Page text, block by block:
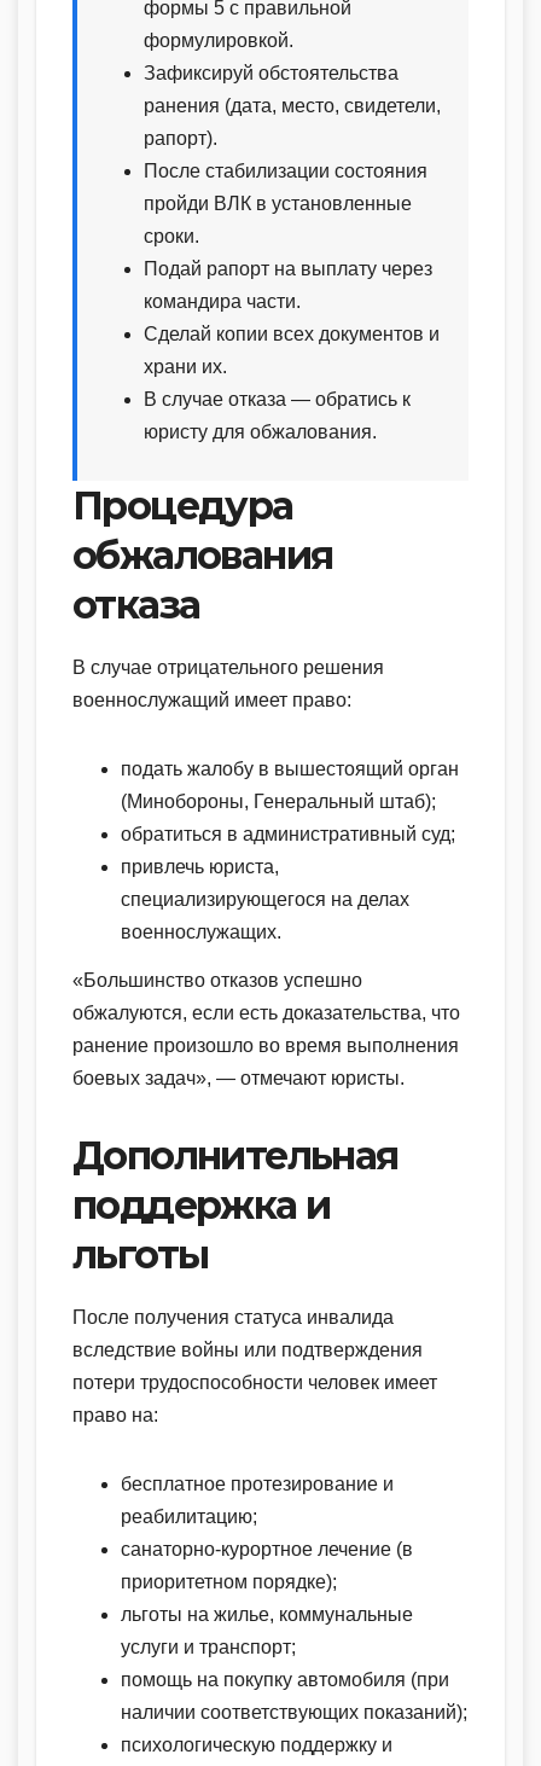
формы 5 с правильной
формулировкой.
Зафиксируй обстоятельства
ранения (дата, место, свидетели,
рапорт).
После стабилизации состояния
пройди ВЛК в установленные
сроки.
Подай рапорт на выплату через
командира части.
Сделай копии всех документов и
храни их.
В случае отказа — обратись к
юристу для обжалования.
Процедура
обжалования
отказа
В случае отрицательного решения
военнослужащий имеет право:
подать жалобу в вышестоящий орган
(Минобороны, Генеральный штаб);
обратиться в административный суд;
привлечь юриста,
специализирующегося на делах
военнослужащих.
«Большинство отказов успешно
обжалуются, если есть доказательства, что
ранение произошло во время выполнения
боевых задач», — отмечают юристы.
Дополнительная
поддержка и
льготы
После получения статуса инвалида
вследствие войны или подтверждения
потери трудоспособности человек имеет
право на:
бесплатное протезирование и
реабилитацию;
санаторно-курортное лечение (в
приоритетном порядке);
льготы на жилье, коммунальные
услуги и транспорт;
помощь на покупку автомобиля (при
наличии соответствующих показаний);
психологическую поддержку и